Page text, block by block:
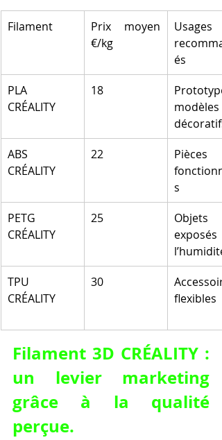
Filament
Prix moyen
€/kg
Usages
és
PLA
CRÉALITY
18
modèles
décoratifs
ABS
CRÉALITY
22
Pièces
s
PETG
CRÉALITY
25
Objets
l’humidité
TPU
CRÉALITY
30
flexibles
Filament 3D CRÉALITY :
un levier marketing
grâce à la qualité
perçue.